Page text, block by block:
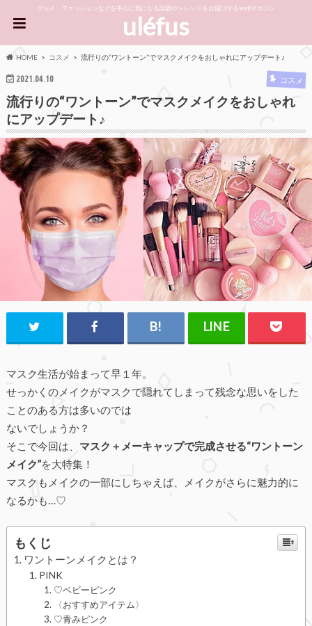
グルメ・ファッションなどを中心に気になる話題やトレンドをお届けするwebマガジン
uléfus
HOME コスメ 流行りの“ワントーン”でマスクメイクをおしゃれにアップデート♪
2021.04.10 コスメ
流行りの“ワントーン”でマスクメイクをおしゃれ
にアップデート♪
マスク生活が始まって早１年。
せっかくのメイクがマスクで隠れてしまって残念な思いをした
ことのある方は多いのでは
ないでしょうか？
そこで今回は、 マスク＋メーキャップで完成させる“ワントーン
メイク”を大特集！
マスクもメイクの一部にしちゃえば、メイクがさらに魅力的に
なるかも…♡
もくじ
ワントーンメイクとは？
PINK
♡ベビーピンク
〈おすすめアイテム〉
♡青みピンク